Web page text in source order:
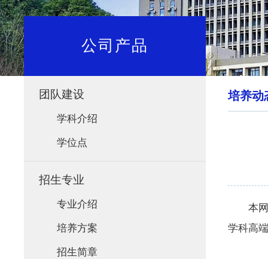
公司产品
团队建设
学科介绍
学位点
招生专业
专业介绍
培养方案
招生简章
培养动
本
学科高